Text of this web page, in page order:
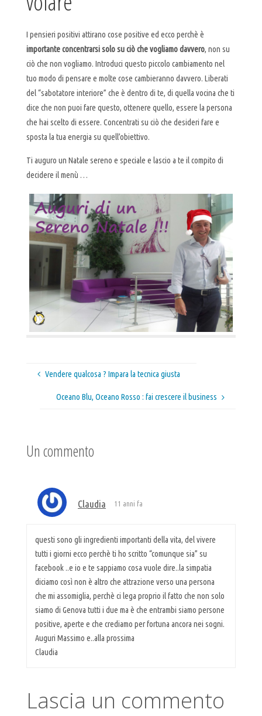
I pensieri positivi attirano cose positive ed ecco perchè è
importante concentrarsi solo su ciò che vogliamo davvero, non su
ciò che non vogliamo. Introduci questo piccolo cambiamento nel
tuo modo di pensare e molte cose cambieranno davvero. Liberati
del “sabotatore interiore” che è dentro di te, di quella vocina che ti
dice che non puoi fare questo, ottenere quello, essere la persona
che hai scelto di essere. Concentrati su ciò che desideri fare e
sposta la tua energia su quell’obiettivo.
Ti auguro un Natale sereno e speciale e lascio a te il compito di
decidere il menù …
Vendere qualcosa ? Impara la tecnica giusta
Oceano Blu, Oceano Rosso : fai crescere il business
Un commento
Claudia 11 anni fa
questi sono gli ingredienti importanti della vita, del vivere
tutti i giorni ecco perchè ti ho scritto “comunque sia” su
facebook ..e io e te sappiamo cosa vuole dire..la simpatia
diciamo così non è altro che attrazione verso una persona
che mi assomiglia, perchè ci lega proprio il fatto che non solo
siamo di Genova tutti i due ma è che entrambi siamo persone
positive, aperte e che crediamo per fortuna ancora nei sogni.
Auguri Massimo e..alla prossima
Claudia
Lascia un commento